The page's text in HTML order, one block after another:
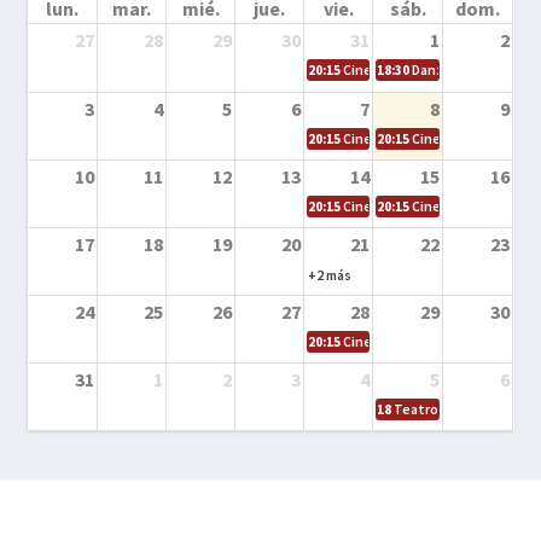
lun. mar. mié. jue. vie. sáb.
dom.
27
28 29 30 31 1 2
20:15Cine en la calle – Cómo
18:30Danza – Cita en el
3 4 5 6 7 8 9
20:15Cine en la calle – El niño y la
20:15Cine en la calle –
10 11 12 13 14 15 16
20:15Cine en la calle – Tortugas
20:15Cine en la calle –
17 18 19 20 21 22 23
+2 más
24 25 26 27 28 29 30
20:15Cine en el calle – Tintín y el
31 1 2 3 4 5 6
18 Teatro – Tres